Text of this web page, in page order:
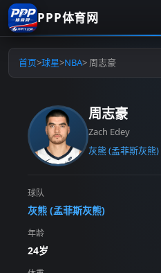
PPP体育网
首页>球星>NBA> 周志豪
周志豪
Zach Edey
灰熊 (孟菲斯灰熊)
球队
灰熊 (孟菲斯灰熊)
年龄
24岁